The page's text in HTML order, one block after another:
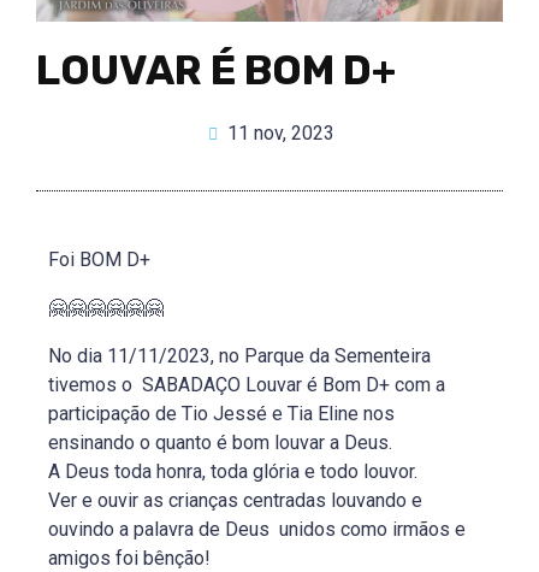
LOUVAR É BOM D+
11 nov, 2023
Foi BOM D+
🤗🤗🤗🤗🤗🤗
No dia 11/11/2023, no Parque da Sementeira
tivemos o SABADAÇO Louvar é Bom D+ com a
participação de Tio Jessé e Tia Eline nos
ensinando o quanto é bom louvar a Deus.
A Deus toda honra, toda glória e todo louvor.
Ver e ouvir as crianças centradas louvando e
ouvindo a palavra de Deus unidos como irmãos e
amigos foi bênção!